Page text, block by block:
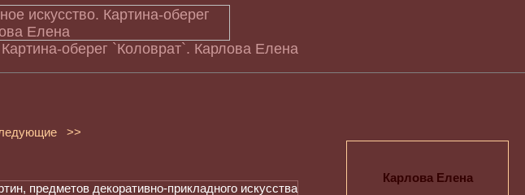
оберег `Коловрат`. Карлова Елена
>>
Карлова Елена